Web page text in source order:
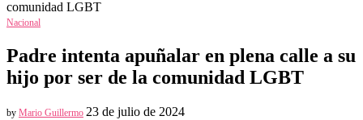
Nacional
Padre intenta apuñalar en plena calle a su
hijo por ser de la comunidad LGBT
by Mario Guillermo 23 de julio de 2024